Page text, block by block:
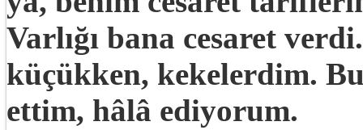
Varlığı bana cesaret
küçükken, kekelerdim.
ettim, hâlâ ediyorum.